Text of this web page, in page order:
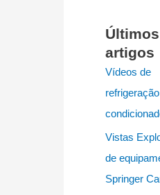
Últimos
artigos
Vídeos de
Vistas
de
Springer